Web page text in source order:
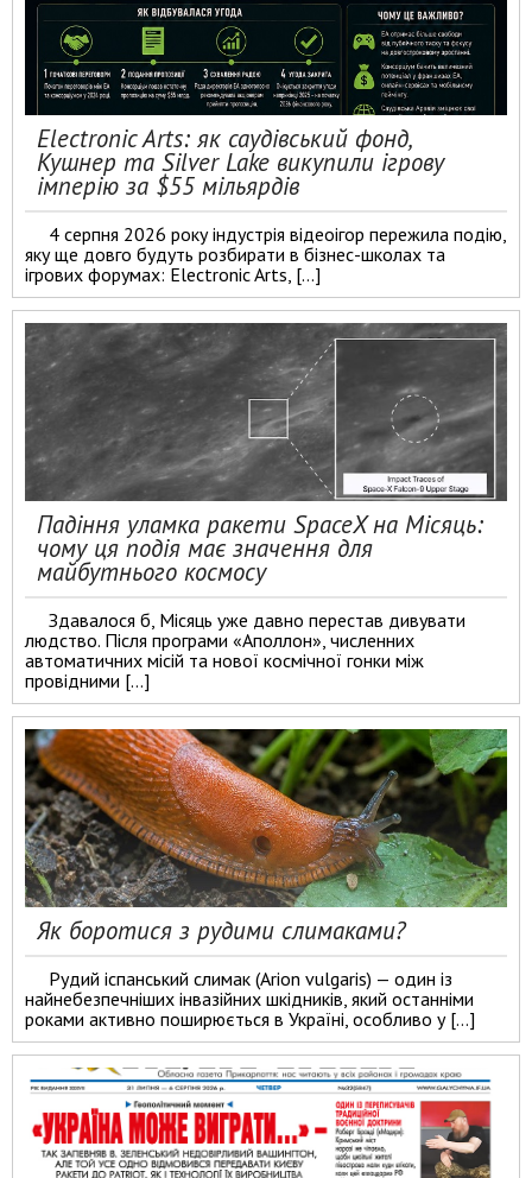
Electronic Arts: як саудівський фонд,
Кушнер та Silver Lake викупили ігрову
імперію за $55 мільярдів
4 серпня 2026 року індустрія відеоігор пережила подію,
яку ще довго будуть розбирати в бізнес-школах та
ігрових форумах: Electronic Arts, […]
Падіння уламка ракети SpaceX на Місяць:
чому ця подія має значення для
майбутнього космосу
Здавалося б, Місяць уже давно перестав дивувати
людство. Після програми «Аполлон», численних
автоматичних місій та нової космічної гонки між
провідними […]
Як боротися з рудими слимаками?
Рудий іспанський слимак (Arion vulgaris) — один із
найнебезпечніших інвазійних шкідників, який останніми
роками активно поширюється в Україні, особливо у […]